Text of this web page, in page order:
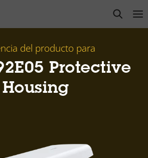
open
del producto para
Protective
Housing